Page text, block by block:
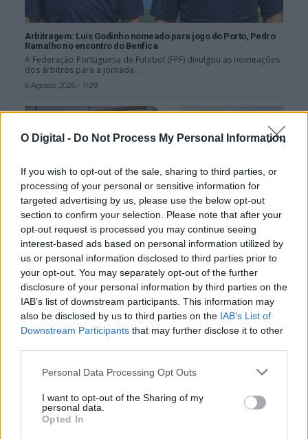
O Digital - Do Not Process My Personal Information
If you wish to opt-out of the sale, sharing to third parties, or
processing of your personal or sensitive information for
targeted advertising by us, please use the below opt-out
section to confirm your selection. Please note that after your
opt-out request is processed you may continue seeing
interest-based ads based on personal information utilized by
us or personal information disclosed to third parties prior to
your opt-out. You may separately opt-out of the further
disclosure of your personal information by third parties on the
IAB’s list of downstream participants. This information may
also be disclosed by us to third parties on the IAB’s List of
Downstream Participants that may further disclose it to other
Personal Data Processing Opt Outs
I want to opt-out of the Sharing of my
personal data.
Opted In
Arbitragem: Luís Godinho nomeado para jogo do Porto, Pedro
Ramalho no encontro do Benfica
A Federação Portuguesa de Futebol (FPF) divulgou as nomeações
dos árbitros para a jornada...
6 Agosto, 2026 - 11:29
Barrancos: Câmara municipal apoia bombeiros em mais de 210
mil euros
A Câmara de Barrancos, no distrito de Beja, vai financiar este ano
a corporação...
5 Agosto, 2026 - 18:00